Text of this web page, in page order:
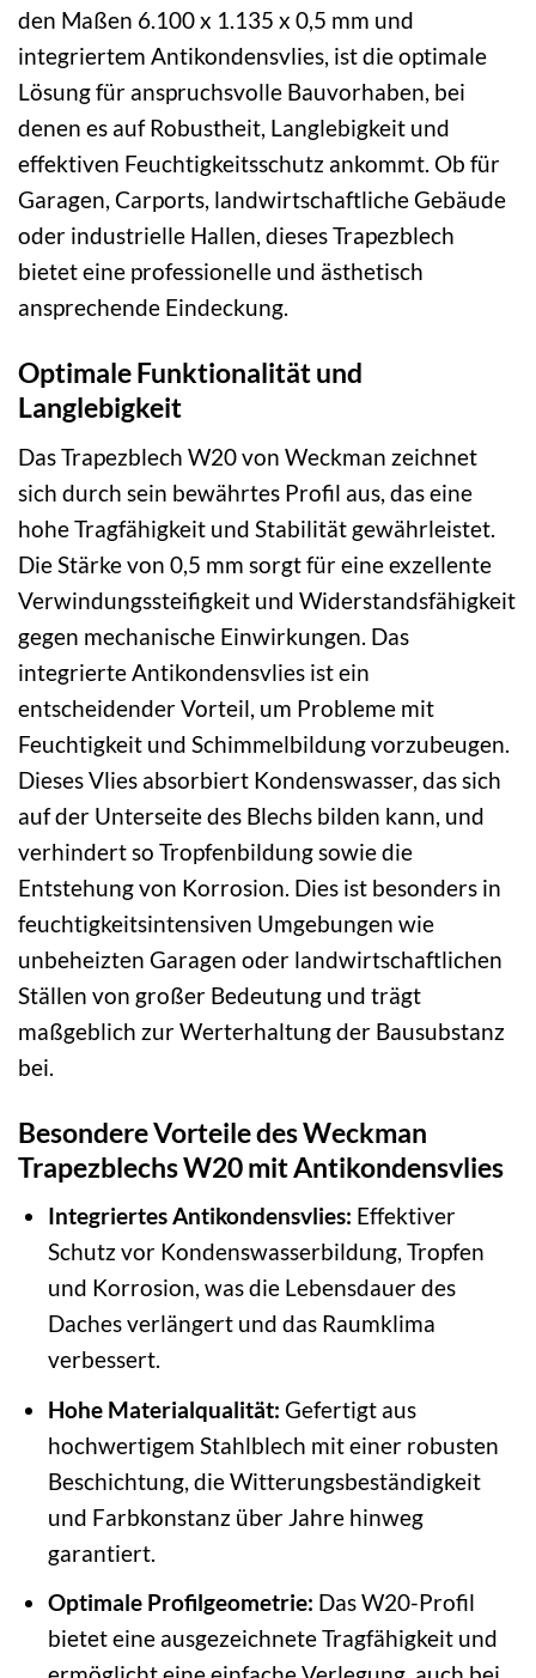
den Maßen 6.100 x 1.135 x 0,5 mm und
integriertem Antikondensvlies, ist die optimale
Lösung für anspruchsvolle Bauvorhaben, bei
denen es auf Robustheit, Langlebigkeit und
effektiven Feuchtigkeitsschutz ankommt. Ob für
Garagen, Carports, landwirtschaftliche Gebäude
oder industrielle Hallen, dieses Trapezblech
bietet eine professionelle und ästhetisch
ansprechende Eindeckung.
Optimale Funktionalität und
Langlebigkeit
Das Trapezblech W20 von Weckman zeichnet
sich durch sein bewährtes Profil aus, das eine
hohe Tragfähigkeit und Stabilität gewährleistet.
Die Stärke von 0,5 mm sorgt für eine exzellente
Verwindungssteifigkeit und Widerstandsfähigkeit
gegen mechanische Einwirkungen. Das
integrierte Antikondensvlies ist ein
entscheidender Vorteil, um Probleme mit
Feuchtigkeit und Schimmelbildung vorzubeugen.
Dieses Vlies absorbiert Kondenswasser, das sich
auf der Unterseite des Blechs bilden kann, und
verhindert so Tropfenbildung sowie die
Entstehung von Korrosion. Dies ist besonders in
feuchtigkeitsintensiven Umgebungen wie
unbeheizten Garagen oder landwirtschaftlichen
Ställen von großer Bedeutung und trägt
maßgeblich zur Werterhaltung der Bausubstanz
bei.
Besondere Vorteile des Weckman
Trapezblechs W20 mit Antikondensvlies
Integriertes Antikondensvlies: Effektiver
Schutz vor Kondenswasserbildung, Tropfen
und Korrosion, was die Lebensdauer des
Daches verlängert und das Raumklima
verbessert.
Hohe Materialqualität: Gefertigt aus
hochwertigem Stahlblech mit einer robusten
Beschichtung, die Witterungsbeständigkeit
und Farbkonstanz über Jahre hinweg
garantiert.
Optimale Profilgeometrie: Das W20-Profil
bietet eine ausgezeichnete Tragfähigkeit und